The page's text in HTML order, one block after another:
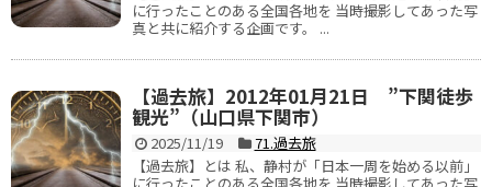
に行ったことのある全国各地を 当時撮影してあった写
真と共に紹介する企画です。 ...
【過去旅】2012年01月21日 ”下関徒歩
観光”（山口県下関市）
2025/11/19
71.過去旅
【過去旅】とは 私、静村が「日本一周を始める以前」